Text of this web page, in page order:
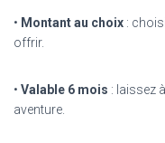
• Montant au choix :
offrir.
• Valable 6 mois : laissez
aventure.